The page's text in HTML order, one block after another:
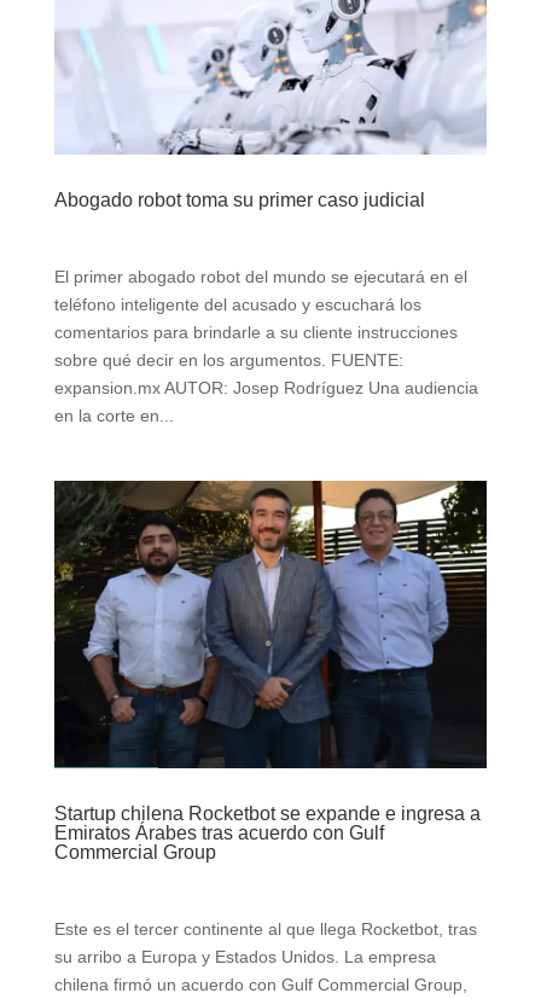
Abogado robot toma su primer caso judicial
El primer abogado robot del mundo se ejecutará en el
teléfono inteligente del acusado y escuchará los
comentarios para brindarle a su cliente instrucciones
sobre qué decir en los argumentos. FUENTE:
expansion.mx AUTOR: Josep Rodríguez Una audiencia
en la corte en...
Startup chilena Rocketbot se expande e ingresa a
Emiratos Árabes tras acuerdo con Gulf
Commercial Group
Este es el tercer continente al que llega Rocketbot, tras
su arribo a Europa y Estados Unidos. La empresa
chilena firmó un acuerdo con Gulf Commercial Group,